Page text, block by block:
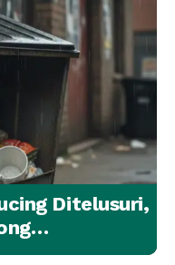
Ditelusuri,